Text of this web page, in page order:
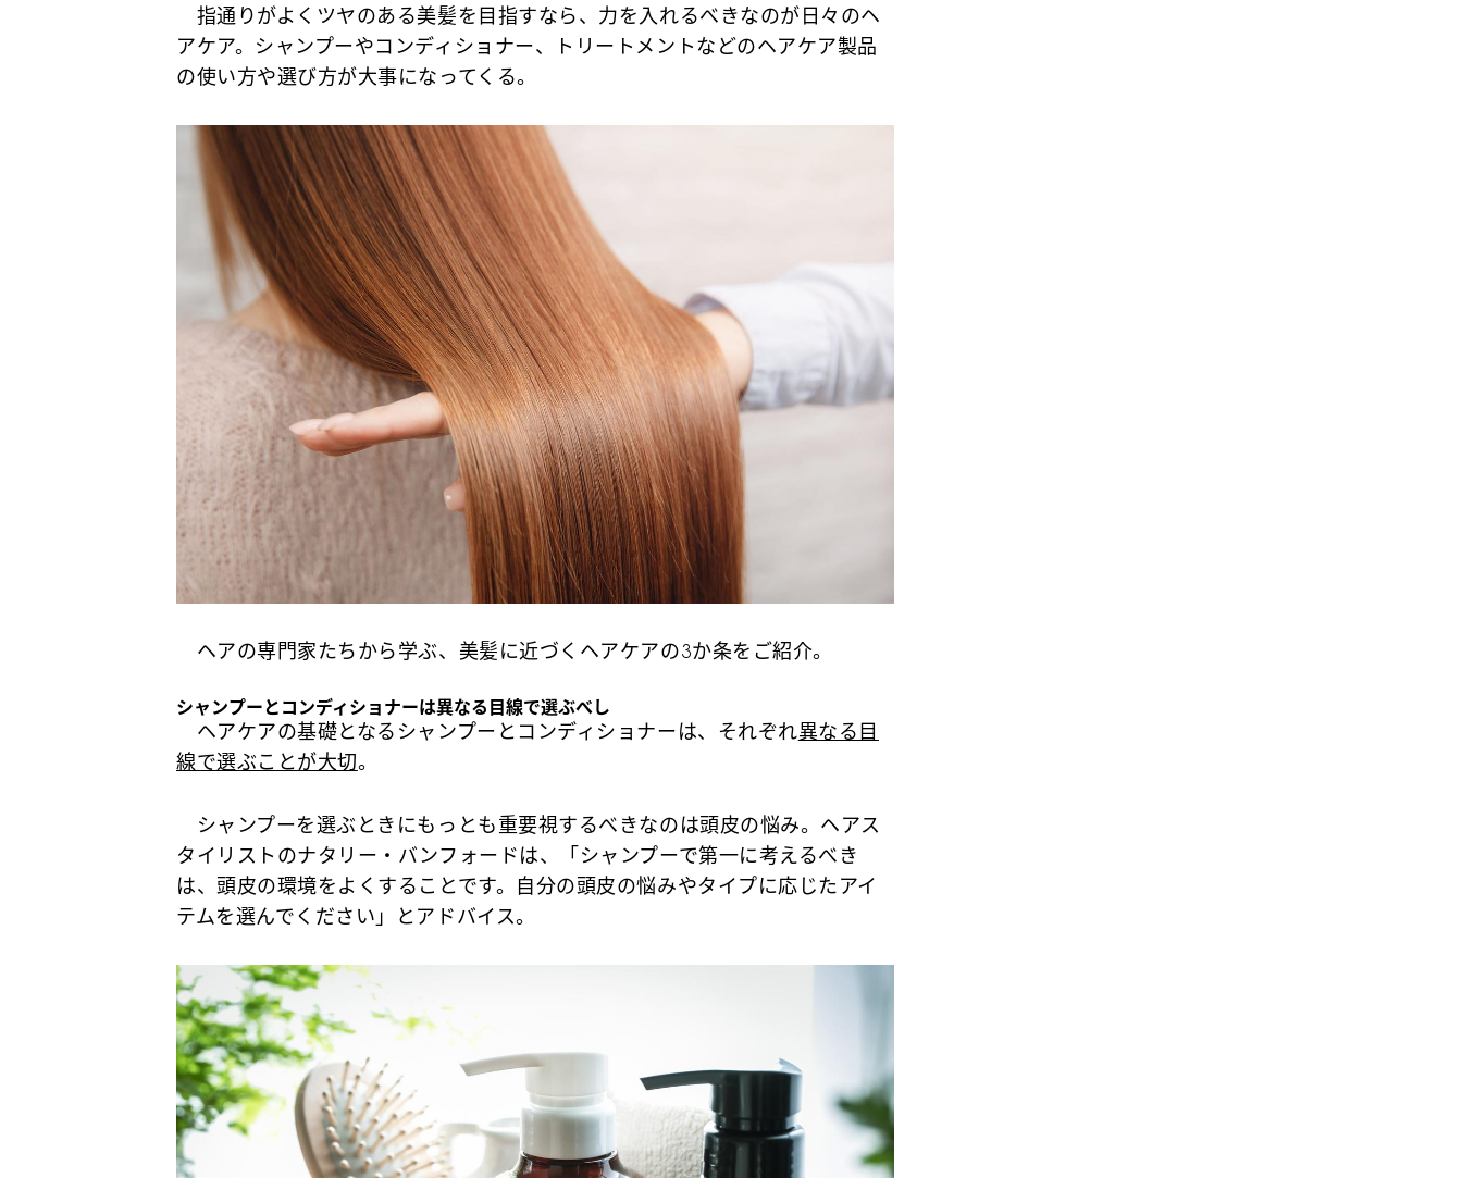
指通りがよくツヤのある美髪を目指すなら、力を入れるべきなのが日々のヘ
アケア。シャンプーやコンディショナー、トリートメントなどのヘアケア製品
の使い方や選び方が大事になってくる。
ヘアの専門家たちから学ぶ、美髪に近づくヘアケアの3か条をご紹介。
シャンプーとコンディショナーは異なる目線で選ぶべし
ヘアケアの基礎となるシャンプーとコンディショナーは、それぞれ異なる目
線で選ぶことが大切。
シャンプーを選ぶときにもっとも重要視するべきなのは頭皮の悩み。ヘアス
タイリストのナタリー・バンフォードは、「シャンプーで第一に考えるべき
は、頭皮の環境をよくすることです。自分の頭皮の悩みやタイプに応じたアイ
テムを選んでください」とアドバイス。